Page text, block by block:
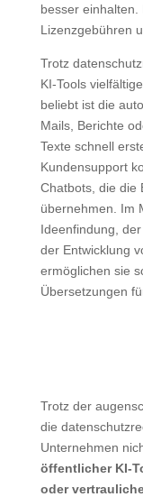
besser
Lizenzgebühren
Trotz
KI-Tools
beliebt ist die
Mails, Berichte
Texte schnell
Kundensupport
Chatbots, die die
übernehmen. Im
Ideenfindung,
der Entwicklung
ermöglichen sie
Übersetzungen
Trotz der
die
Unternehmen
öffentlicher KI-
oder